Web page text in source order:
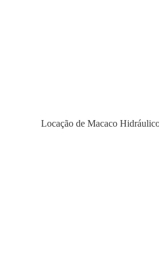
Locação de Macaco